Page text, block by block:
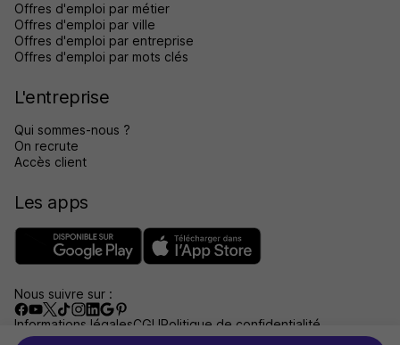
Offres d'emploi par métier
Offres d'emploi par ville
Offres d'emploi par entreprise
Offres d'emploi par mots clés
L'entreprise
Qui sommes-nous ?
On recrute
Accès client
Les apps
Nous suivre sur :
Informations légalesCGUPolitique de confidentialité
Gérer les traceursAccessibilité : non conforme